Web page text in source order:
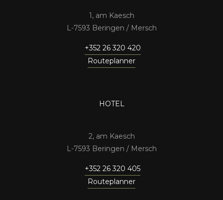
1, am Kaesch
7593 Beringen / Mersch
+352 26 320 420
Routeplanner
HOTEL
2, am Kaesch
7593 Beringen / Mersch
+352 26 320 405
Routeplanner